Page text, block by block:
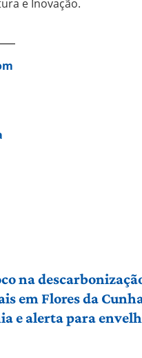
e Inovação.
na
em Flores da
e alerta para